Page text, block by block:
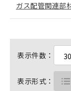
ガス配管関連部
表示件数：
表示形式：